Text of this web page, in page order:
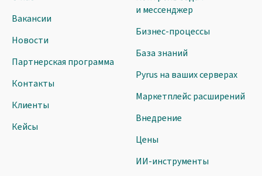
Вакансии
Новости
Партнерская программа
Контакты
Клиенты
Кейсы
и мессенджер
Бизнес-процессы
База знаний
Pyrus на ваших серверах
Маркетплейс расширений
Внедрение
Цены
ИИ-инструменты